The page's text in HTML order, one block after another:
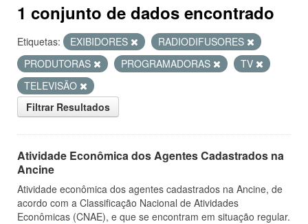
1 conjunto de dados encontrado
Etiquetas: EXIBIDORES
RADIODIFUSORES
PRODUTORAS
PROGRAMADORAS
TV
TELEVISÃO
Filtrar Resultados
Atividade Econômica dos Agentes Cadastrados na
Ancine
Atividade econômica dos agentes cadastrados na Ancine, de
acordo com a Classificação Nacional de Atividades
Econômicas (CNAE), e que se encontram em situação regular.